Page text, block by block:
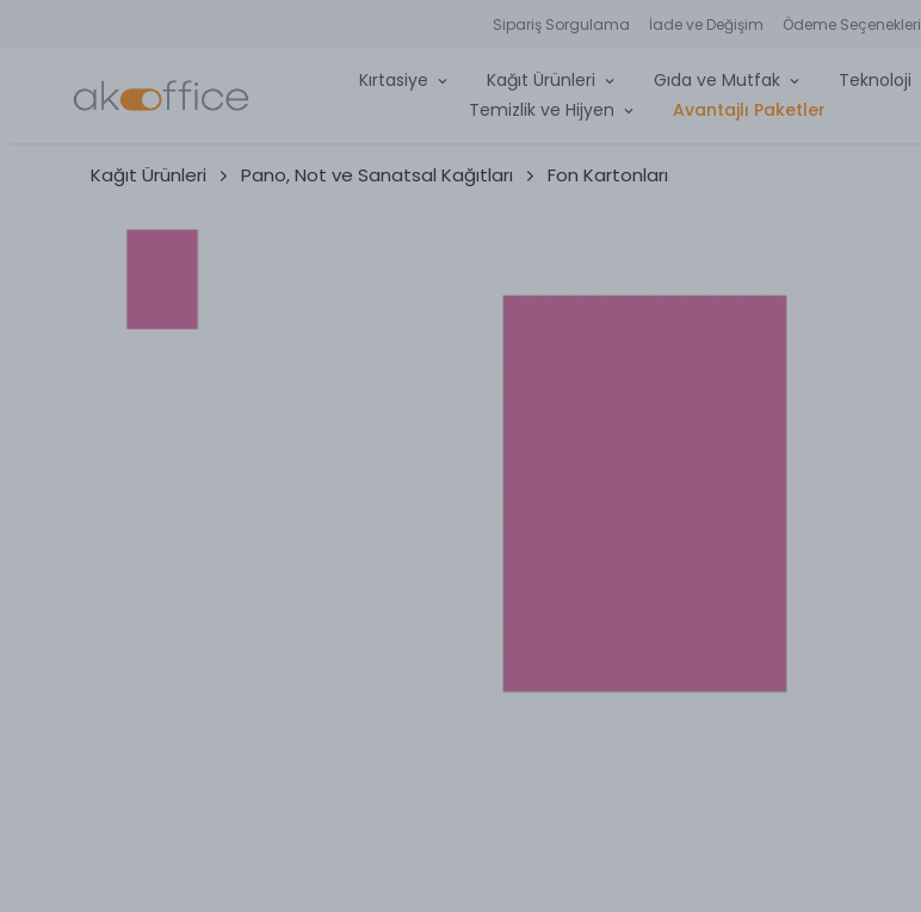
Sipariş Sorgulama İade ve Değişim Ödeme Seçenekleri
Kırtasiye Kağıt Ürünleri Gıda ve Mutfak
Teknoloji
Temizlik ve Hijyen
Avantajlı Paketler
Kağıt Ürünleri Pano, Not ve Sanatsal Kağıtları Fon Kartonları